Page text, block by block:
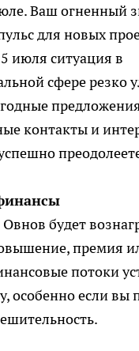
Ваш огненный
для новых
июля ситуация в
сфере резко
контакты и
будет
премия
потоки
особенно если вы